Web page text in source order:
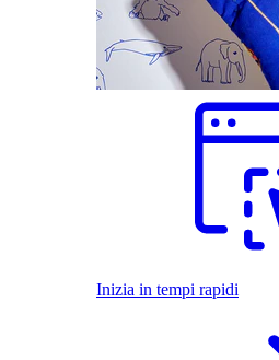
Inizia in tempi rapidi